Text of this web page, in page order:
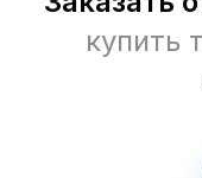
купить